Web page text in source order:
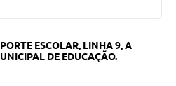
ESCOLAR, LINHA 9, A
DE EDUCAÇÃO.